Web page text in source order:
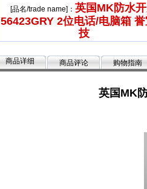
[品名/trade name]： 英国MK防水
56423GRY 2位电话/电脑箱
技
商品详细 商品评论 购物指南
英国MK